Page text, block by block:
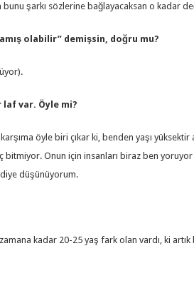
şarkı sözlerine bağlayacaksan o kadar
olabilir” demişsin, doğru mu?
laf var. Öyle mi?
öyle biri çıkar ki, benden yaşı
Onun için insanları biraz ben
düşünüyorum.
kadar 20-25 yaş fark olan vardı, ki artık